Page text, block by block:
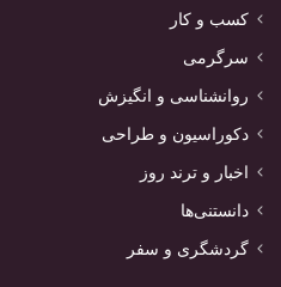
کسب و کار
سرگرمی
روانشناسی و انگیزش
دکوراسیون و طراحی
اخبار و ترند روز
دانستنی‌ها
گردشگری و سفر